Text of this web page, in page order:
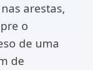
arestas,
o
de uma
de